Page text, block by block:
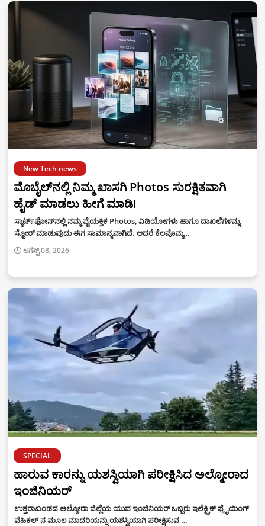
New Tech news
ಮೊಬೈಲ್‌ನಲ್ಲಿ ನಿಮ್ಮ ಖಾಸಗಿ Photos ಸುರಕ್ಷಿತವಾಗಿ
ಹೈಡ್‌ ಮಾಡಲು ಹೀಗೆ ಮಾಡಿ!
ಸ್ಮಾರ್ಟ್‌ಫೋನ್‌ನಲ್ಲಿ ನಮ್ಮ ವೈಯಕ್ತಿಕ Photos, ವಿಡಿಯೋಗಳು ಹಾಗೂ ದಾಖಲೆಗಳನ್ನು
ಸ್ಟೋರ್‌ ಮಾಡುವುದು ಈಗ ಸಾಮಾನ್ಯವಾಗಿದೆ. ಆದರೆ ಕೆಲವೊಮ್ಮ…
ಆಗಸ್ಟ್ 08, 2026
SPECIAL
ಹಾರುವ ಕಾರನ್ನು ಯಶಸ್ವಿಯಾಗಿ ಪರೀಕ್ಷಿಸಿದ ಅಲ್ಮೋರಾದ
ಇಂಜಿನಿಯರ್
ಉತ್ತರಾಖಂಡದ ಅಲ್ಮೋರಾ ಜಿಲ್ಲೆಯ ಯುವ ಇಂಜಿನಿಯರ್ ಒಬ್ಬರು ಇಲೆಕ್ಟ್ರಿಕ್ ಫ್ಲೈಯಿಂಗ್
ವೆಹಿಕಲ್ ನ ಮೂಲ ಮಾದರಿಯನ್ನು ಯಶಸ್ವಿಯಾಗಿ ಪರೀಕ್ಷಿಸುವ …